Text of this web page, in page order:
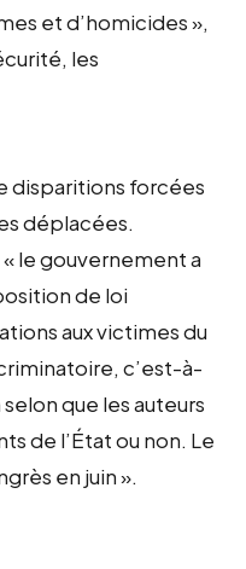
et d’homicides »,
les
disparitions forcées
déplacées.
le gouvernement a
de loi
aux victimes du
c’est-à-
que les auteurs
de l’État ou non. Le
en juin ».